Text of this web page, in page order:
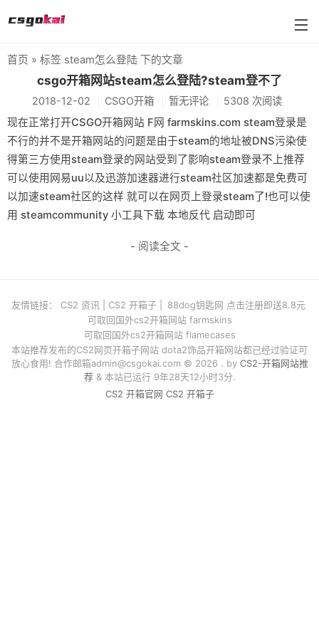
farmskins
88dog
flamecases
88hash-jp
首页 » 标签 steam怎么登陆 下的文章
csgo开箱网站steam怎么登陆?steam登不了
2018-12-02 CSGO开箱 暂无评论 5308 次阅读
现在正常打开CSGO开箱网站 F网 farmskins.com steam登录是
不行的并不是开箱网站的问题是由于steam的地址被DNS污染使
得第三方使用steam登录的网站受到了影响steam登录不上推荐
可以使用网易uu以及迅游加速器进行steam社区加速都是免费可
以加速steam社区的这样 就可以在网页上登录steam了!也可以使
用 steamcommunity 小工具下载 本地反代 启动即可
- 阅读全文 -
友情链接： CS2 资讯 CS2 开箱子
88dog钥匙网 点击注册即送8.8元
可取回国外cs2开箱网站 farmskins
可取回国外cs2开箱网站 flamecases
本站推荐发布的CS2网页开箱子网站 dota2饰品开箱网站都已经过验证可
放心食用! 合作邮箱admin@csgokai.com© 2026 . by CS2-开箱网站推
荐& 本站已运行 9年28天12小时3分.
CS2 开箱官网 CS2 开箱子